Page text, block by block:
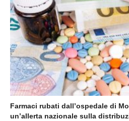
Farmaci rubati dall’ospedale di
un’allerta nazionale sulla